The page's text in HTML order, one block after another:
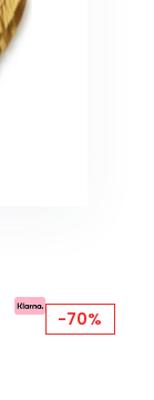
-70%